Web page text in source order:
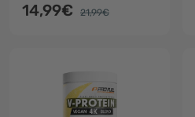
14,99€ 21,99€